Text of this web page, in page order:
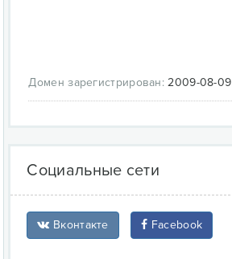
Домен зарегистрирован: 2009-08-09
Социальные сети
Вконтакте Facebook